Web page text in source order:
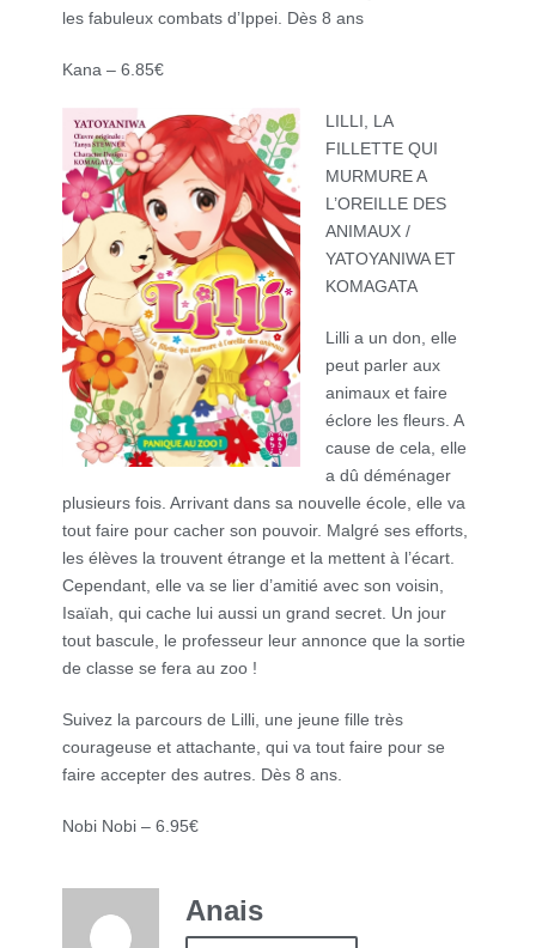
les fabuleux combats d’Ippei. Dès 8 ans
Kana – 6.85€
LILLI, LA
FILLETTE QUI
MURMURE A
L’OREILLE DES
ANIMAUX /
YATOYANIWA ET
KOMAGATA
Lilli a un don, elle
peut parler aux
animaux et faire
éclore les fleurs. A
cause de cela, elle
a dû déménager
plusieurs fois. Arrivant dans sa nouvelle école, elle va
tout faire pour cacher son pouvoir. Malgré ses efforts,
les élèves la trouvent étrange et la mettent à l’écart.
Cependant, elle va se lier d’amitié avec son voisin,
Isaïah, qui cache lui aussi un grand secret. Un jour
tout bascule, le professeur leur annonce que la sortie
de classe se fera au zoo !
Suivez la parcours de Lilli, une jeune fille très
courageuse et attachante, qui va tout faire pour se
faire accepter des autres. Dès 8 ans.
Nobi Nobi – 6.95€
Anais